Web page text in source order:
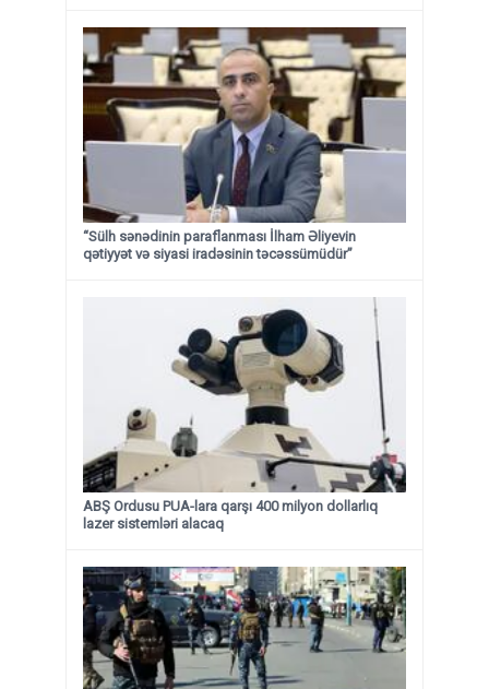
“Sülh sənədinin paraflanması İlham Əliyevin
qətiyyət və siyasi iradəsinin təcəssümüdür”
ABŞ Ordusu PUA-lara qarşı 400 milyon dollarlıq
lazer sistemləri alacaq